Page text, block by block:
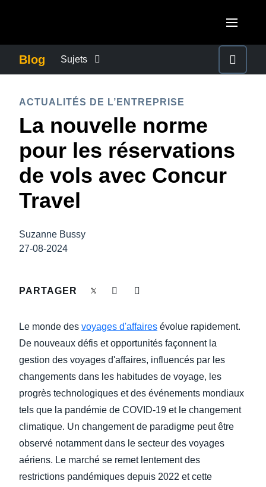
Canada (Français)
México (Español)
Brasil (Português)
United Kingdom (English)
France (Français)
Deutschland (Deutsch)
Finland (English)
España (Español)
Norway (English)
ASIA PACIFIC
Australia (English)
India (English)
Blog Sujets
CONTINUITÉ DES AFFAIRES
CONTRÔLE DES COÛTS DE L’ENTREPRISE
CROISSANCE ET OPTIMISATION
DÉVELOPPEMENT DURABLE
FRAUDE ET CONFORMITÉ
L’EXPÉRIENCE EMPLOYÉ
ACTUALITÉS DE L’ENTREPRISE
La nouvelle norme
pour les réservations
de vols avec Concur
Travel
Suzanne Bussy
27-08-2024
PARTAGER
Le monde des voyages d'affaires évolue rapidement.
De nouveaux défis et opportunités façonnent la
gestion des voyages d'affaires, influencés par les
changements dans les habitudes de voyage, les
progrès technologiques et des événements mondiaux
tels que la pandémie de COVID-19 et le changement
climatique. Un changement de paradigme peut être
observé notamment dans le secteur des voyages
aériens. Le marché se remet lentement des
restrictions pandémiques depuis 2022 et cette